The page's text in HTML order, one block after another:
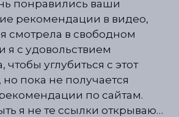
понравились ваши
рекомендации в видео,
смотрела в свободном
я с удовольствием
чтобы углубиться с этот
пока не получается
по сайтам.
я не те ссылки открываю…